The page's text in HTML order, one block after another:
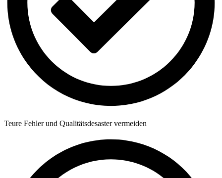
Teure Fehler und Qualitätsdesaster vermeiden